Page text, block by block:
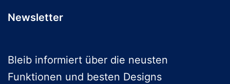
Newsletter
Bleib informiert über die neusten
Funktionen und besten Designs